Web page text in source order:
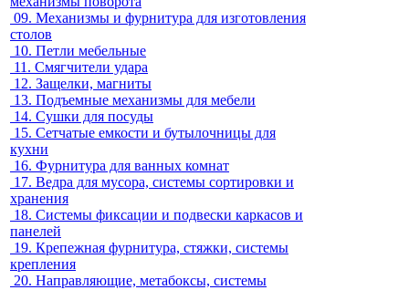
09. Механизмы и фурнитура для изготовления
столов
10. Петли мебельные
11. Смягчители удара
12. Защелки, магниты
13. Подъемные механизмы для мебели
14. Сушки для посуды
15. Сетчатые емкости и бутылочницы для
кухни
16. Фурнитура для ванных комнат
17. Ведра для мусора, системы сортировки и
хранения
18. Системы фиксации и подвески каркасов и
панелей
19. Крепежная фурнитура, стяжки, системы
крепления
20. Направляющие, метабоксы, системы